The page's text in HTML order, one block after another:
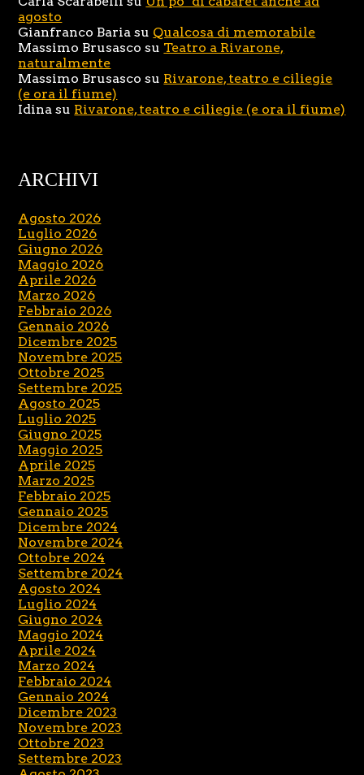
agosto
Gianfranco Baria su Qualcosa di memorabile
Massimo Brusasco su Teatro a Rivarone,
naturalmente
Massimo Brusasco su Rivarone, teatro e ciliegie
(e ora il fiume)
Idina su Rivarone, teatro e ciliegie (e ora il fiume)
ARCHIVI
Agosto 2026
Luglio 2026
Giugno 2026
Maggio 2026
Aprile 2026
Marzo 2026
Febbraio 2026
Gennaio 2026
Dicembre 2025
Novembre 2025
Ottobre 2025
Settembre 2025
Agosto 2025
Luglio 2025
Giugno 2025
Maggio 2025
Aprile 2025
Marzo 2025
Febbraio 2025
Gennaio 2025
Dicembre 2024
Novembre 2024
Ottobre 2024
Settembre 2024
Agosto 2024
Luglio 2024
Giugno 2024
Maggio 2024
Aprile 2024
Marzo 2024
Febbraio 2024
Gennaio 2024
Dicembre 2023
Novembre 2023
Ottobre 2023
Settembre 2023